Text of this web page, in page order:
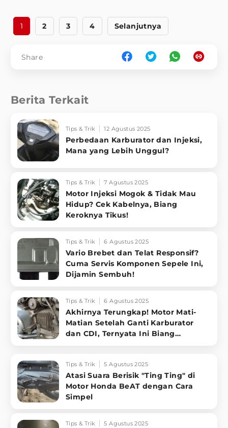
1 2 3 4 Selanjutnya
Share
Berita Terkait
Tips & Trik 12 Agustus 2025
Perbedaan Karburator dan Injeksi,
Mana yang Lebih Unggul?
Tips & Trik 7 Agustus 2025
Motor Injeksi Mogok & Tidak Mau
Hidup? Cek Kabelnya, Biang
Keroknya Tikus!
Tips & Trik 6 Agustus 2025
Vario Brebet dan Telat Responsif?
Cuma Servis Komponen Sepele Ini,
Dijamin Sembuh!
Tips & Trik 6 Agustus 2025
Akhirnya Terungkap! Motor Mati-
Matian Setelah Ganti Karburator
dan CDI, Ternyata Ini Biang
Tips & Trik 5 Agustus 2025
Atasi Suara Berisik "Ting Ting" di
Motor Honda BeAT dengan Cara
Simpel
Tips & Trik 5 Agustus 2025